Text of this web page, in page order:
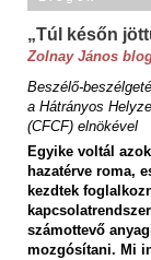
„Túl későn
Zolnay János
Beszélő-
a Hátrányos
(CFCF) elnökével
Egyike voltál
hazatérve roma,
kezdtek
számottevő
mozgósítani. Mi